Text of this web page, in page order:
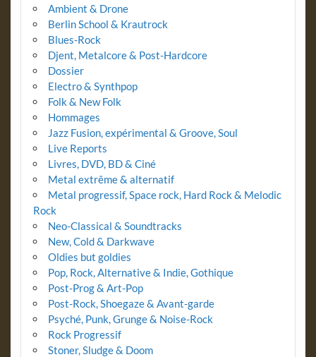
Ambient & Drone
Berlin School & Krautrock
Blues-Rock
Djent, Metalcore & Post-Hardcore
Dossier
Electro & Synthpop
Folk & New Folk
Hommages
Jazz Fusion, expérimental & Groove, Soul
Live Reports
Livres, DVD, BD & Ciné
Metal extrême & alternatif
Metal progressif, Space rock, Hard Rock & Melodic
Rock
Neo-Classical & Soundtracks
New, Cold & Darkwave
Oldies but goldies
Pop, Rock, Alternative & Indie, Gothique
Post-Prog & Art-Pop
Post-Rock, Shoegaze & Avant-garde
Psyché, Punk, Grunge & Noise-Rock
Rock Progressif
Stoner, Sludge & Doom